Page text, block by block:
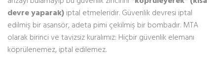
devre yaparak) iptal etmeleridir. Güvenlik devresi iptal
edilmiş bir asansör, adeta pimi çekilmiş bir bombadır. MTA
olarak birinci ve tavizsiz kuralımız: Hiçbir güvenlik elemanı
köprülenemez, iptal edilemez.